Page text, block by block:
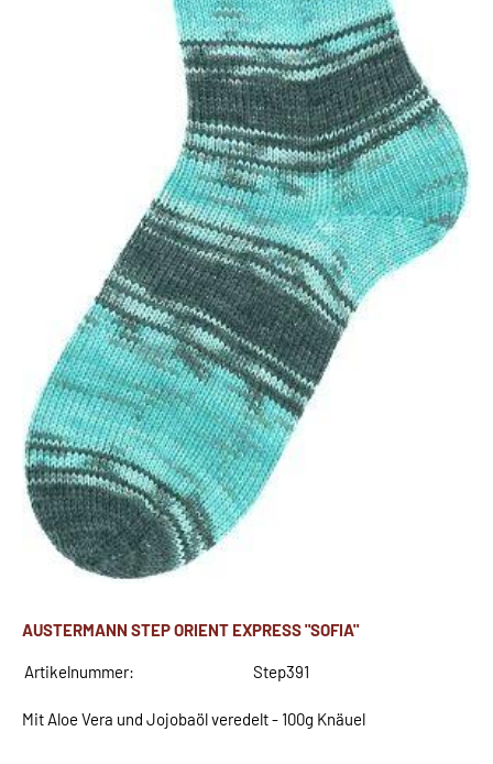
AUSTERMANN STEP ORIENT EXPRESS "SOFIA"
Artikelnummer: Step391
Mit Aloe Vera und Jojobaöl veredelt - 100g Knäuel